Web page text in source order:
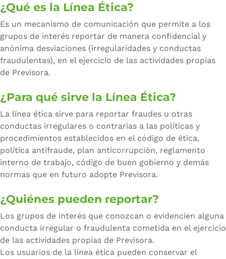
¿Qué es la Línea Ética?
Es un mecanismo de comunicación que permite a los
grupos de interés reportar de manera confidencial y
anónima desviaciones (irregularidades y conductas
fraudulentas), en el ejercicio de las actividades propias
de Previsora.
¿Para qué sirve la Línea Ética?
La línea ética sirve para reportar fraudes u otras
conductas irregulares o contrarias a las políticas y
procedimientos establecidos en el código de ética,
política antifraude, plan anticorrupción, reglamento
interno de trabajo, código de buen gobierno y demás
normas que en futuro adopte Previsora.
¿Quiénes pueden reportar?
Los grupos de interés que conozcan o evidencien alguna
conducta irregular o fraudulenta cometida en el ejercicio
de las actividades propias de Previsora.
Los usuarios de la línea ética pueden conservar el